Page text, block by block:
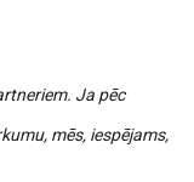
Ja pēc
mēs, iespējams,